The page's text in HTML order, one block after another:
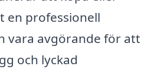
en professionell
vara avgörande för att
och lyckad